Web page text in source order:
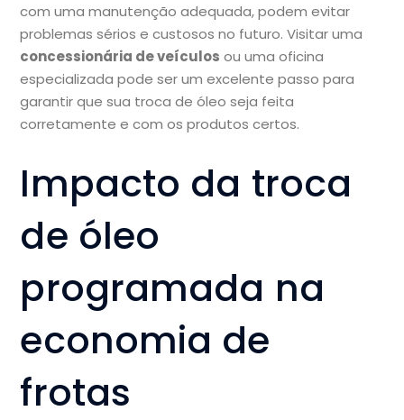
com uma manutenção adequada, podem evitar
problemas sérios e custosos no futuro. Visitar uma
concessionária de veículos ou uma oficina
especializada pode ser um excelente passo para
garantir que sua troca de óleo seja feita
corretamente e com os produtos certos.
Impacto da troca
de óleo
programada na
economia de
frotas